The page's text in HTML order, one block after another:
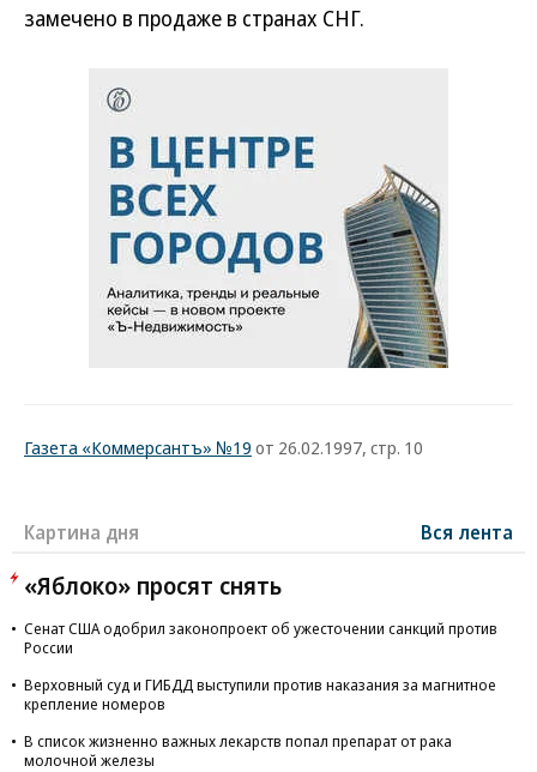
замечено в продаже в странах СНГ.
Газета «Коммерсантъ» №19 от 26.02.1997, стр. 10
Картина дня Вся лента
«Яблоко» просят снять
Сенат США одобрил законопроект об ужесточении санкций против
России
Верховный суд и ГИБДД выступили против наказания за магнитное
крепление номеров
В список жизненно важных лекарств попал препарат от рака
молочной железы